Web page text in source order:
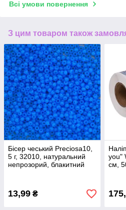
Всі умови повернення
З цим товаром також
Бісер чеський Preciosa10,
5 г, 32010, натуральний
непрозорий, блакитний
13,99 ₴
you"
см,